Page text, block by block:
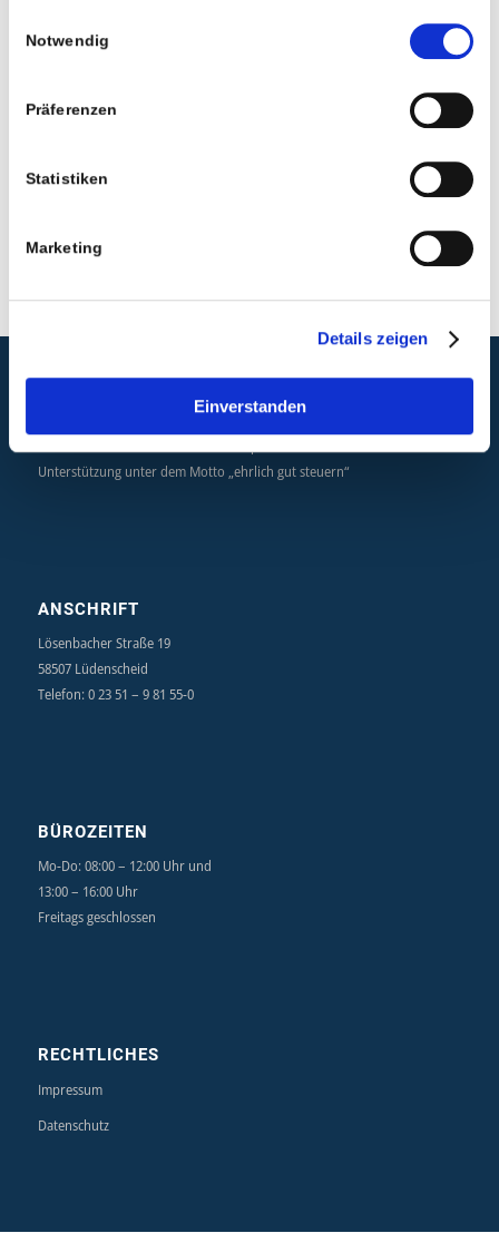
Cookies Sie für eine bessere Nutzung dieser Webseite
Notwendig
Präferenzen
Statistiken
Marketing
Details zeigen
Einverstanden
Meldungen wie z.B. Berufsgenossenschaftsmeldungen,
Erteilung von Auskünften im Bereich des Lohnsteuer- und
Arbeitsrechtliche Fragen dürfen Steuerberater aufgrund des
Unterstützung unter dem Motto „ehrlich gut steuern“
ANSCHRIFT
Lösenbacher Straße 19
58507 Lüdenscheid
Telefon: 0 23 51 – 9 81 55-0
BÜROZEITEN
Mo-Do: 08:00 – 12:00 Uhr und
13:00 – 16:00 Uhr
Freitags geschlossen
RECHTLICHES
Impressum
Datenschutz